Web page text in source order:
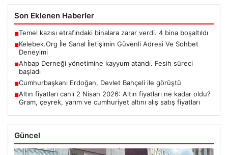
Son Eklenen Haberler
■Temel kazısı etrafındaki binalara zarar verdi. 4 bina boşaltıldı
■Kelebek.Org İle Sanal İletişimin Güvenli Adresi Ve Sohbet
Deneyimi
■Ahbap Derneği yönetimine kayyum atandı. Fesih süreci
başladı
■Cumhurbaşkanı Erdoğan, Devlet Bahçeli ile görüştü
■Altın fiyatları canlı 2 Nisan 2026: Altın fiyatları ne kadar oldu?
Gram, çeyrek, yarım ve cumhuriyet altını alış satış fiyatları
Güncel